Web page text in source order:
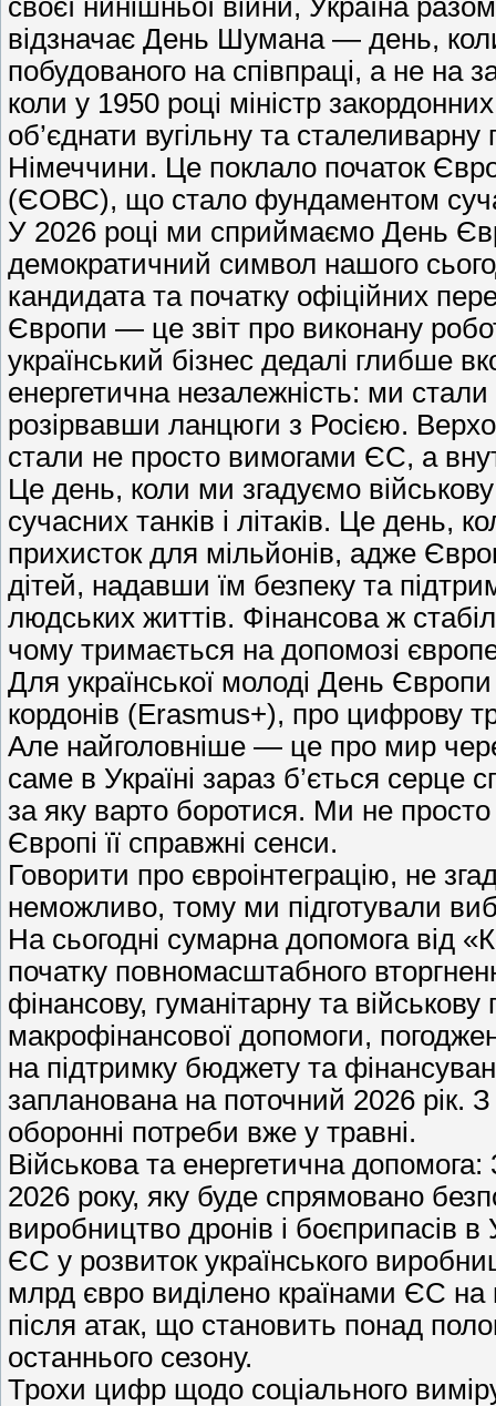
своєї нинішньої війни, Україна
відзначає День Шумана — день,
побудованого на співпраці, а не на
коли у 1950 році міністр
об’єднати вугільну та
Німеччини. Це поклало початок
(ЄОВС), що стало фундаментом
У 2026 році ми сприймаємо День
демократичний символ нашого
кандидата та початку офіційних
Європи — це звіт про виконану
український бізнес дедалі глибше
енергетична незалежність: ми
розірвавши ланцюги з Росією.
стали не просто вимогами ЄС, а
Це день, коли ми згадуємо
сучасних танків і літаків. Це день,
прихисток для мільйонів, адже
дітей, надавши їм безпеку та
людських життів. Фінансова ж
чому тримається на допомозі
Для української молоді День
кордонів (Erasmus+), про цифрову
Але найголовніше — це про мир
саме в Україні зараз б’ється серце
за яку варто боротися. Ми не
Європі її справжні сенси.
Говорити про євроінтеграцію, не
неможливо, тому ми підготували
На сьогодні сумарна допомога від
початку повномасштабного
фінансову, гуманітарну та
макрофінансової допомоги,
на підтримку бюджету та
запланована на поточний 2026 рік.
оборонні потреби вже у травні.
Військова та енергетична
2026 року, яку буде спрямовано
виробництво дронів і боєприпасів
ЄС у розвиток українського
млрд євро виділено країнами ЄС на
після атак, що становить понад
останнього сезону.
Трохи цифр щодо соціального